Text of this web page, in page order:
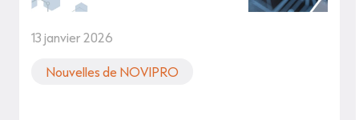
13 janvier 2026
Nouvelles de NOVIPRO